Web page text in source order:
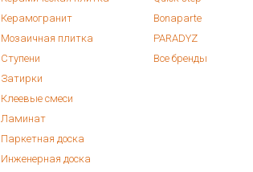
Керамогранит
Мозаичная плитка
Ступени
Затирки
Клеевые смеси
Ламинат
Паркетная доска
Инженерная доска
Bonaparte
PARADYZ
Все бренды